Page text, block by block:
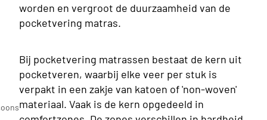
worden en vergroot de duurzaamheid van de
pocketvering matras.
Bij pocketvering matrassen bestaat de kern uit
pocketveren, waarbij elke veer per stuk is
verpakt in een zakje van katoen of 'non-woven'
materiaal. Vaak is de kern opgedeeld in